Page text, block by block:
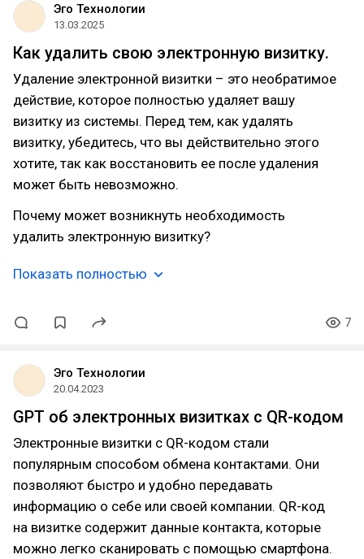
Эго Технологии
13.03.2025
Как удалить свою электронную визитку.
Удаление электронной визитки – это необратимое
действие, которое полностью удаляет вашу
визитку из системы. Перед тем, как удалять
визитку, убедитесь, что вы действительно этого
хотите, так как восстановить ее после удаления
может быть невозможно.
Почему может возникнуть необходимость
удалить электронную визитку?
Показать полностью
7
Эго Технологии
20.04.2023
GPT об электронных визитках с QR-кодом
Электронные визитки с QR-кодом стали
популярным способом обмена контактами. Они
позволяют быстро и удобно передавать
информацию о себе или своей компании. QR-код
на визитке содержит данные контакта, которые
можно легко сканировать с помощью смартфона.